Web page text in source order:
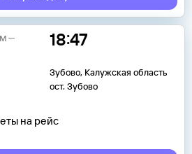
18:47
Зубово, Калужская область
ост. Зубово
на рейс